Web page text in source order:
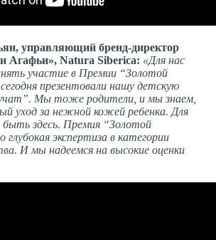
управляющий бренд-директор
Агафьи», Natura Siberica: «Для нас
участие в Премии “Золотой
презентовали нашу детскую
Мы тоже родители, и мы знаем,
уход за нежной кожей ребенка. Для
быть здесь. Премия “Золотой
экспертиза в категории
И мы надеемся на высокие оценки